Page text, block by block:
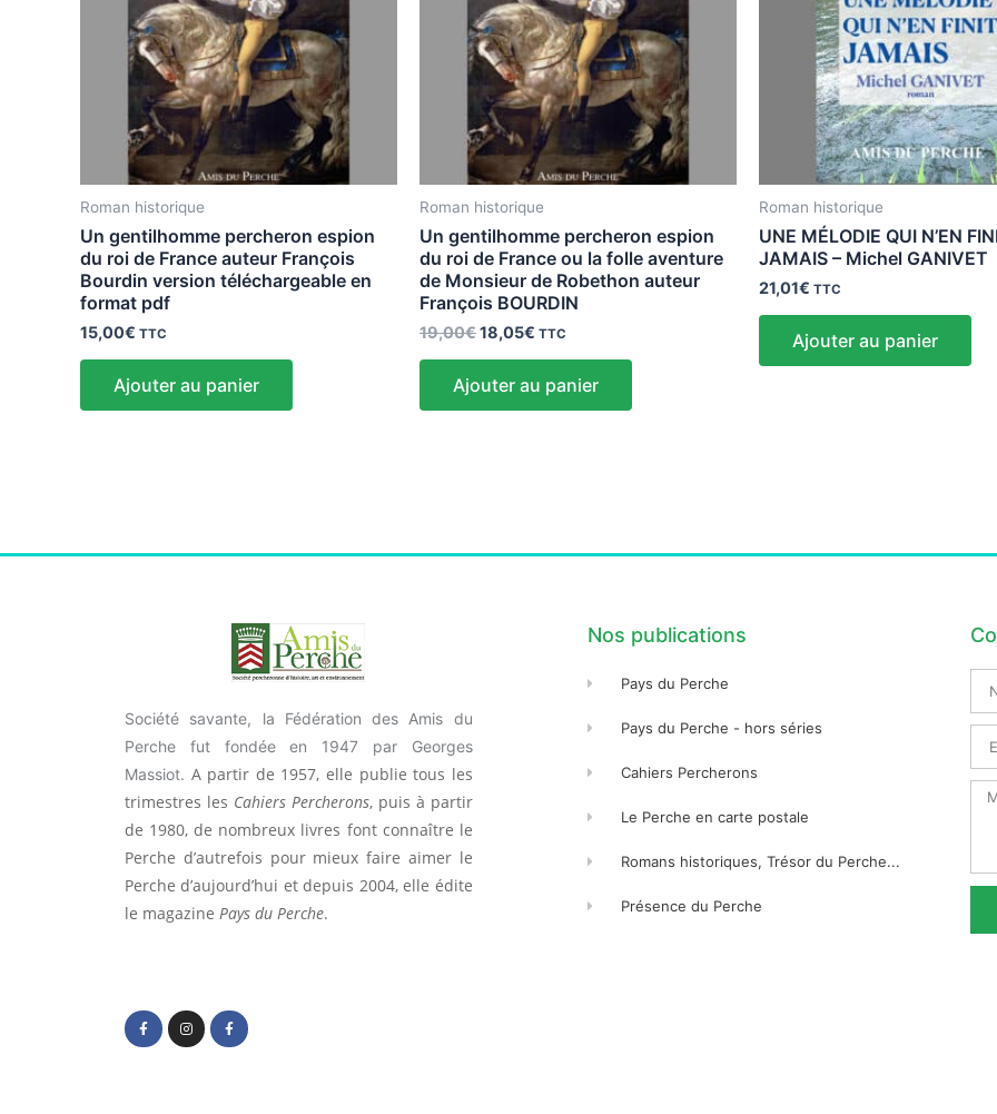
Roman historique
Un gentilhomme percheron espion
du roi de France auteur François
Bourdin version téléchargeable en
format pdf
15,00€ TTC
Ajouter au panier
Roman historique
Un gentilhomme percheron espion
du roi de France ou la folle aventure
de Monsieur de Robethon auteur
François BOURDIN
19,00€18,05€ TTC
Ajouter au panier
Roman historique
UNE MÉLODIE QUI N’EN
JAMAIS – Michel GANIVET
21,01€ TTC
Ajouter au panier
Société savante, la Fédération des Amis du
Perche fut fondée en 1947 par Georges
Massiot. A partir de 1957, elle publie tous les
trimestres les Cahiers Percherons, puis à partir
de 1980, de nombreux livres font connaître le
Perche d’autrefois pour mieux faire aimer le
Perche d’aujourd’hui et depuis 2004, elle édite
le magazine Pays du Perche.
c
e
b
o
s
t
a
g
c
e
b
o
Nos publications
Pays du Perche
Pays du Perche - hors séries
Cahiers Percherons
Le Perche en carte postale
Romans historiques, Trésor du Perche...
Présence du Perche